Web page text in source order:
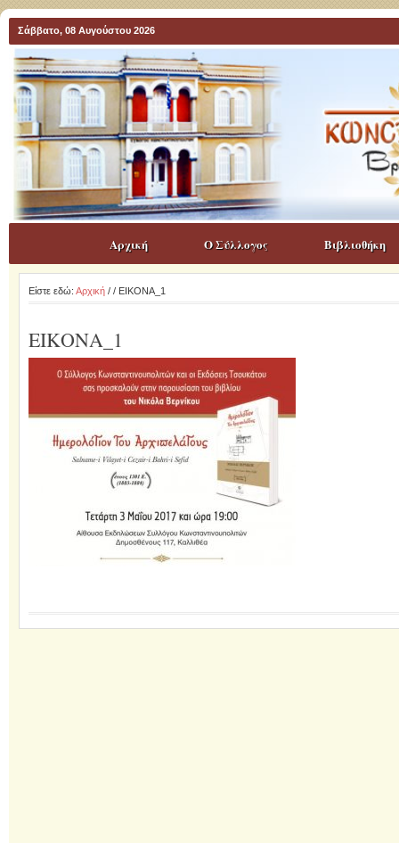
Σάββατο, 08 Αυγούστου 2026
Αρχική Ο Σύλλογος Βιβλιοθήκη
Είστε εδώ: Αρχική/ / ΕΙΚΟΝΑ_1
ΕΙΚΟΝΑ_1